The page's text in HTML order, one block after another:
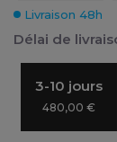
Livraison 48h
Délai de
3-10 jours
480,00 €